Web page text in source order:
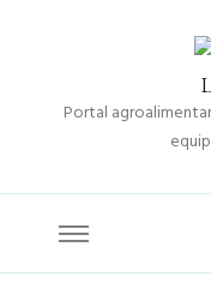
Portal